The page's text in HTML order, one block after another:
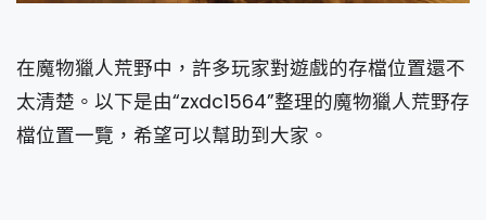
在魔物獵人荒野中，許多玩家對遊戲的存檔位置還不
太清楚。以下是由“zxdc1564”整理的魔物獵人荒野存
檔位置一覽，希望可以幫助到大家。